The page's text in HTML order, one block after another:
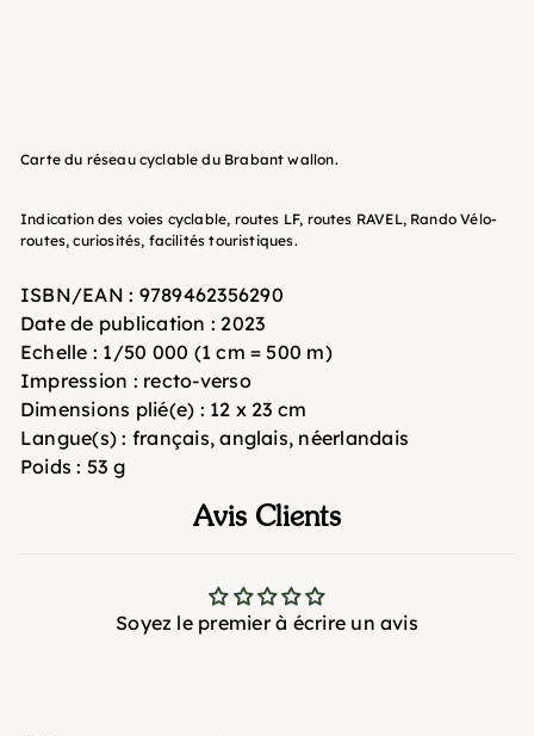
Carte du réseau cyclable du Brabant wallon.
Indication des voies cyclable, routes LF, routes RAVEL, Rando Vélo-
routes, curiosités, facilités touristiques.
ISBN/EAN : 9789462356290
Date de publication : 2023
Echelle : 1/50 000 (1 cm = 500 m)
Impression : recto-verso
Dimensions plié(e) : 12 x 23 cm
Langue(s) : français, anglais, néerlandais
Poids : 53 g
Avis Clients
Soyez le premier à écrire un avis